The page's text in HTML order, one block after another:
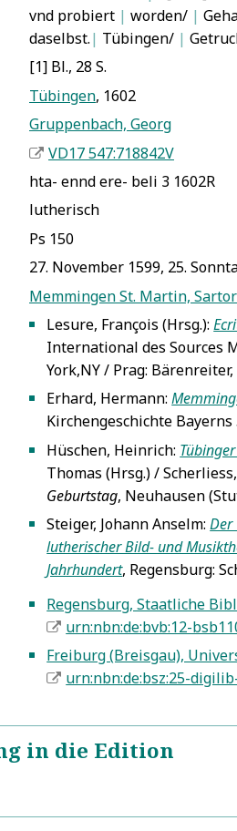
vnd probiert | worden/ |
daselbst.| Tübingen/ |
[1] Bl., 28 S.
Tübingen, 1602
Gruppenbach, Georg
VD17 547:718842V
hta- ennd ere- beli 3 1602R
lutherisch
Ps 150
27. November 1599, 25.
Memmingen St. Martin,
5 Lesure, François (Hrsg.):
International des Sources
York,NY / Prag: Bärenreiter,
5 Erhard, Hermann:
Kirchengeschichte Bayerns
5 Hüschen, Heinrich:
Thomas (Hrsg.) /
Geburtstag, Neuhausen
5 Steiger, Johann Anselm:Der
lutherischer Bild- und
Jahrhundert, Regensburg:
5
Regensburg, Staatliche
urn:nbn:de:bvb:12-
5
Freiburg (Breisgau),
urn:nbn:de:bsz:25-
in die Edition